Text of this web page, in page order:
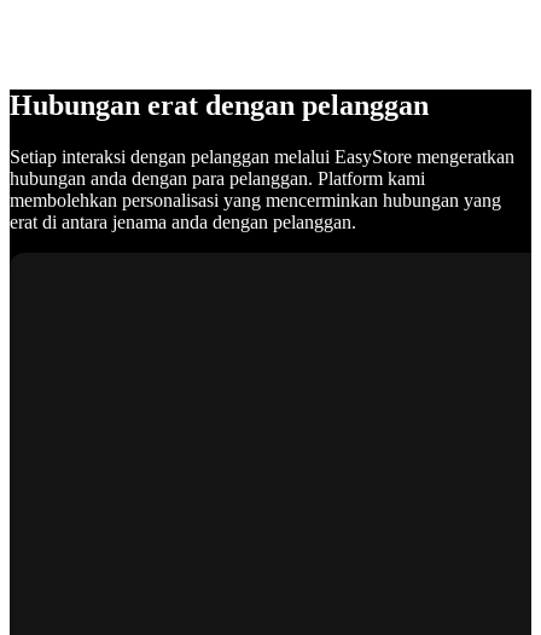
Hubungan erat dengan pelanggan
Setiap interaksi dengan pelanggan melalui EasyStore mengeratkan
hubungan anda dengan para pelanggan. Platform kami
membolehkan personalisasi yang mencerminkan hubungan yang
erat di antara jenama anda dengan pelanggan.